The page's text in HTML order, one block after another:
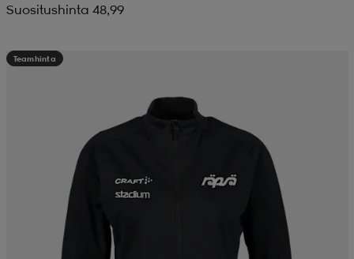
Suositushinta 48,99
Teamhinta